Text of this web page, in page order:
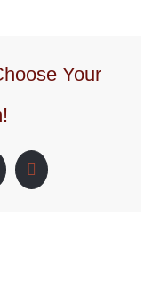
Your
Pinterest